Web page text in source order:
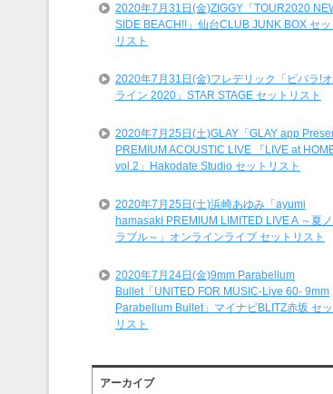
2020年7月31日(金)ZIGGY「TOUR2020
SIDE BEACH!!」仙台CLUB JUNK BOX セッ
リスト
2020年7月31日(金)フレデリック「ビバラ!
ライン 2020」STAR STAGE セットリスト
2020年7月25日(土)GLAY「GLAY app
PREMIUM ACOUSTIC LIVE 『LIVE at HOME
vol.2」Hakodate Studio セットリスト
2020年7月25日(土)浜崎あゆみ「ayumi
hamasaki PREMIUM LIMITED LIVE A ～夏ノ
ラブル～」オンラインライブ セットリスト
2020年7月24日(金)9mm Parabellum
Bullet「UNITED FOR MUSIC-Live 60- 9mm
Parabellum Bullet」マイナビBLITZ赤坂 セッ
リスト
アーカイブ